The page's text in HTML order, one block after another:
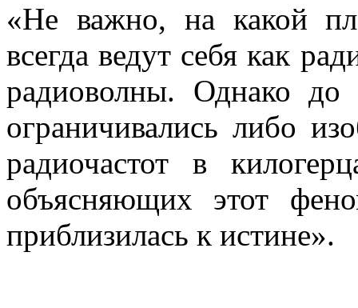
«Не важно, на какой
всегда ведут себя как
радиоволны. Однако до
ограничивались либо
радиочастот в
объясняющих этот
приблизилась к истине».